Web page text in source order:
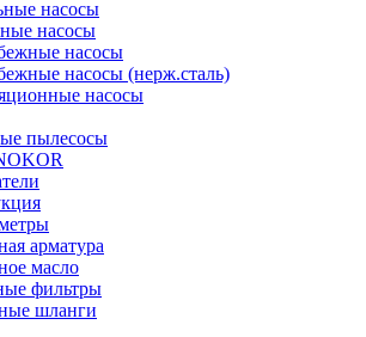
насосы
насосы
насосы
насосы (нерж.сталь)
насосы
пылесосы
арматура
масло
фильтры
шланги